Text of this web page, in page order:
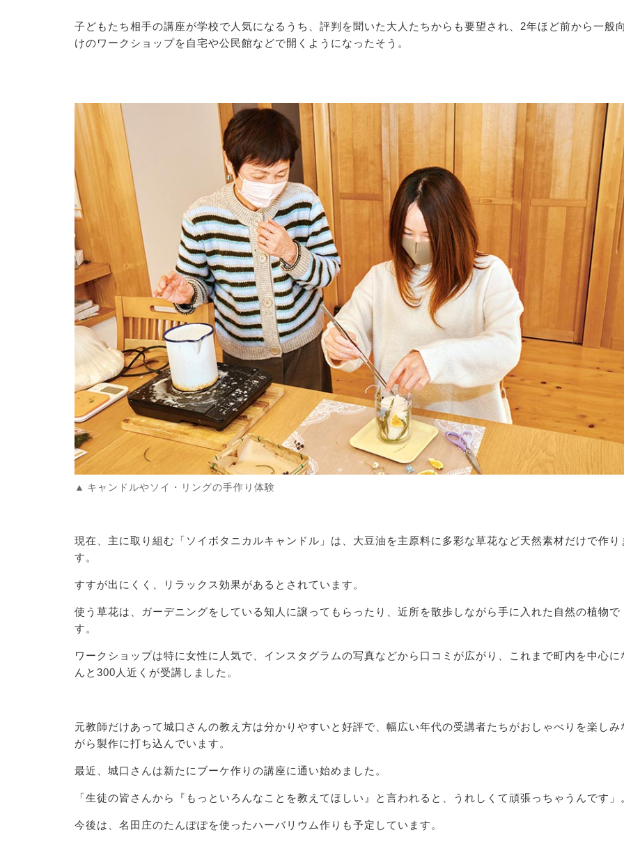
子どもたち相手の講座が学校で人気になるうち、評判を聞いた大人たちからも要望され、2年ほど前から一般
けのワークショップを自宅や公民館などで開くようになったそう。
キャンドルやソイ・リングの手作り体験
現在、主に取り組む「ソイボタニカルキャンドル」は、大豆油を主原料に多彩な草花など天然素材だけで作り
す。
すすが出にくく、リラックス効果があるとされています。
使う草花は、ガーデニングをしている知人に譲ってもらったり、近所を散歩しながら手に入れた自然の植物で
す。
ワークショップは特に女性に人気で、インスタグラムの写真などから口コミが広がり、これまで町内を中心に
んと300人近くが受講しました。
元教師だけあって城口さんの教え方は分かりやすいと好評で、幅広い年代の受講者たちがおしゃべりを楽しみ
がら製作に打ち込んでいます。
最近、城口さんは新たにブーケ作りの講座に通い始めました。
「生徒の皆さんから『もっといろんなことを教えてほしい』と言われると、うれしくて頑張っちゃうんです」
今後は、名田庄のたんぽぽを使ったハーバリウム作りも予定しています。